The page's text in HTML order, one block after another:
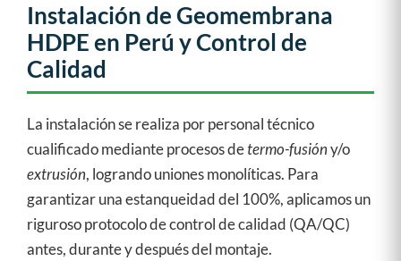
Instalación de Geomembrana
HDPE en Perú y Control de
Calidad
La instalación se realiza por personal técnico
cualificado mediante procesos determo-fusióny/o
extrusión, logrando uniones monolíticas. Para
garantizar una estanqueidad del 100%, aplicamos un
riguroso protocolo de control de calidad (QA/QC)
antes, durante y después del montaje.